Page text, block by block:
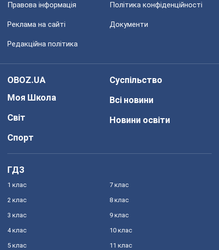
Правова інформація Політика конфіденційності
Реклама на сайті Документи
Редакційна політика
OBOZ.UA
Моя Школа
Світ
Спорт
Суспільство
Всі новини
Новини освіти
ГДЗ
1 клас
2 клас
3 клас
4 клас
5 клас
7 клас
8 клас
9 клас
10 клас
11 клас